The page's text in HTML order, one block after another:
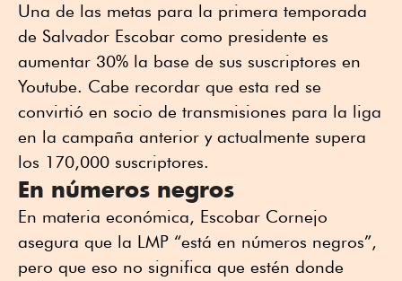
Una de las metas para la primera temporada
de Salvador Escobar como presidente es
aumentar 30% la base de sus suscriptores en
Youtube. Cabe recordar que esta red se
convirtió en socio de transmisiones para la liga
en la campaña anterior y actualmente supera
los 170,000 suscriptores.
En números negros
En materia económica, Escobar Cornejo
asegura que la LMP “está en números negros”,
pero que eso no significa que estén donde